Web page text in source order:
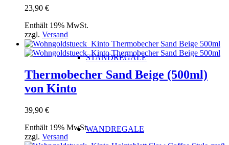
STANDREGALE
WANDREGALE
23,90 €
Enthält 19% MwSt.
zzgl. Versand
Thermobecher Sand Beige (500ml)
von Kinto
39,90 €
Enthält 19% MwSt.
zzgl. Versand